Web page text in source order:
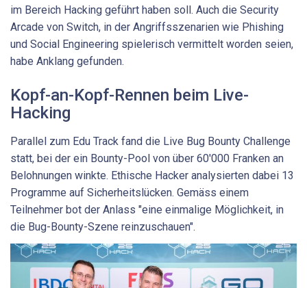
im Bereich Hacking geführt haben soll. Auch die Security
Arcade von Switch, in der Angriffsszenarien wie Phishing
und Social Engineering spielerisch vermittelt worden seien,
habe Anklang gefunden.
Kopf-an-Kopf-Rennen beim Live-
Hacking
Parallel zum Edu Track fand die Live Bug Bounty Challenge
statt, bei der ein Bounty-Pool von über 60'000 Franken an
Belohnungen winkte. Ethische Hacker analysierten dabei 13
Programme auf Sicherheitslücken. Gemäss einem
Teilnehmer bot der Anlass "eine einmalige Möglichkeit, in
die Bug-Bounty-Szene reinzuschauen".